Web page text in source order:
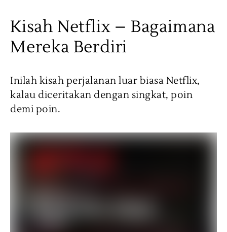
Kisah Netflix – Bagaimana
Mereka Berdiri
Inilah kisah perjalanan luar biasa Netflix,
kalau diceritakan dengan singkat, poin
demi poin.